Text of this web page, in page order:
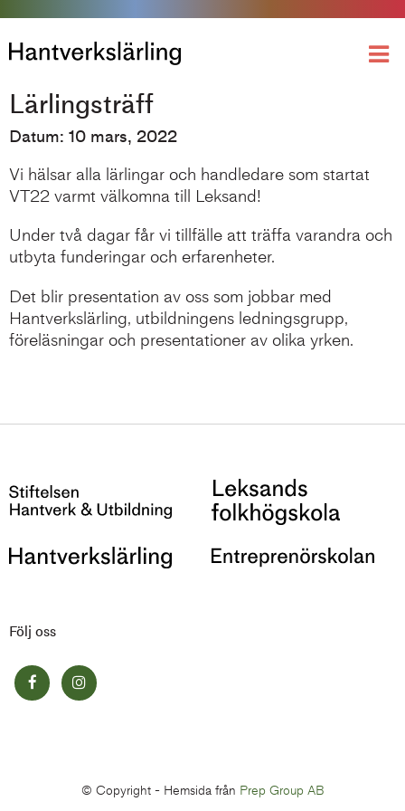
Lärlingsträff
Datum: 10 mars, 2022
Vi hälsar alla lärlingar och handledare som startat
VT22 varmt välkomna till Leksand!
Under två dagar får vi tillfälle att träffa varandra och
utbyta funderingar och erfarenheter.
Det blir presentation av oss som jobbar med
Hantverkslärling, utbildningens ledningsgrupp,
föreläsningar och presentationer av olika yrken.
Följ oss
© Copyright - Hemsida från Prep Group AB